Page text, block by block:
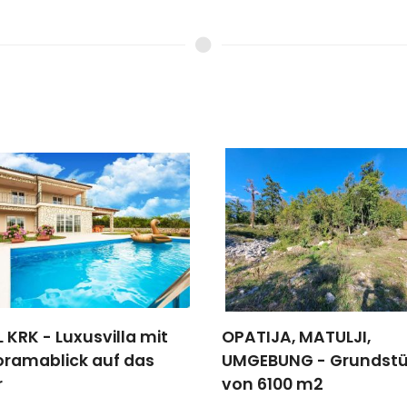
MATULJI,
- Grundstück
m2
Insel KRK, OMIŠALJ –
Investition – Wohnung
Balkon und Meerblick